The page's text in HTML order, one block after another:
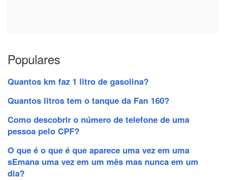
Populares
Quantos km faz 1 litro de gasolina?
Quantos litros tem o tanque da Fan 160?
Como descobrir o número de telefone de uma
pessoa pelo CPF?
O que é o que é que aparece uma vez em uma
sEmana uma vez em um mês mas nunca em um
dia?